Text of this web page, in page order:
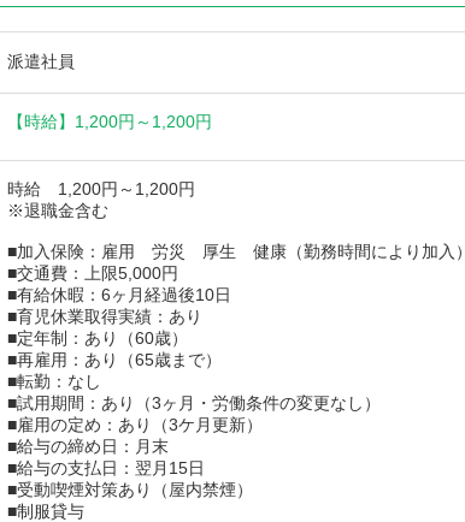
派遣社員
【時給】 1,200円～ 1,200円
時給 1,200円～1,200円
※退職金含む
■加入保険：雇用 労災 厚生 健康（勤務時間により加入）
■交通費：上限5,000円
■有給休暇：6ヶ月経過後10日
■育児休業取得実績：あり
■定年制：あり（60歳）
■再雇用：あり（65歳まで）
■転勤：なし
■試用期間：あり（3ヶ月・労働条件の変更なし）
■雇用の定め：あり（3ケ月更新）
■給与の締め日：月末
■給与の支払日：翌月15日
■受動喫煙対策あり（屋内禁煙）
■制服貸与